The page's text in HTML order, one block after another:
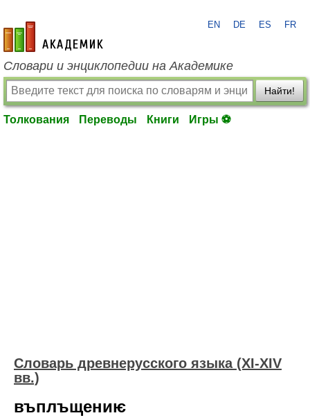
academic.ru
EN DE ES FR
Словари и энциклопедии на Академике
Найти!
Толкования Переводы Книги Игры ⚽
Словарь древнерусского языка (XI-XIV
вв.)
въплъщениѥ